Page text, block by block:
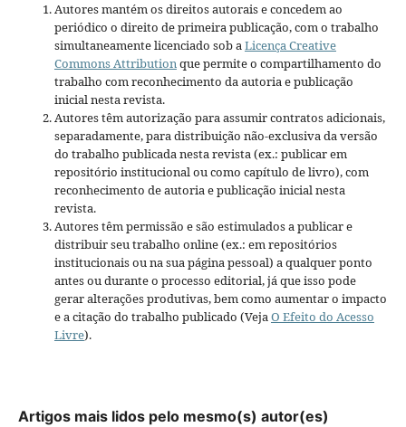
Autores mantém os direitos autorais e concedem ao
periódico o direito de primeira publicação, com o trabalho
simultaneamente licenciado sob aLicença Creative
Commons Attributionque permite o compartilhamento do
trabalho com reconhecimento da autoria e publicação
inicial nesta revista.
Autores têm autorização para assumir contratos adicionais,
separadamente, para distribuição não-exclusiva da versão
do trabalho publicada nesta revista (ex.: publicar em
repositório institucional ou como capítulo de livro), com
reconhecimento de autoria e publicação inicial nesta
revista.
Autores têm permissão e são estimulados a publicar e
distribuir seu trabalho online (ex.: em repositórios
institucionais ou na sua página pessoal) a qualquer ponto
antes ou durante o processo editorial, já que isso pode
gerar alterações produtivas, bem como aumentar o impacto
e a citação do trabalho publicado (VejaO Efeito do Acesso
Livre).
Artigos mais lidos pelo mesmo(s) autor(es)